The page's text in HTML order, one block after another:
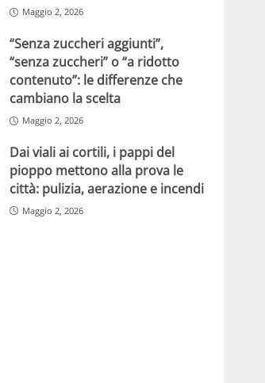
Maggio 2, 2026
“Senza zuccheri aggiunti”,
“senza zuccheri” o “a ridotto
contenuto”: le differenze che
cambiano la scelta
Maggio 2, 2026
Dai viali ai cortili, i pappi del
pioppo mettono alla prova le
città: pulizia, aerazione e incendi
Maggio 2, 2026